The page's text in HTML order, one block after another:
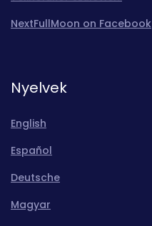
NextFullMoon on Facebook
Nyelvek
English
Español
Deutsche
Magyar